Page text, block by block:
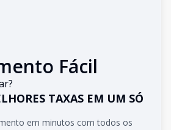
Fácil
TAXAS EM UM SÓ
em minutos com todos os